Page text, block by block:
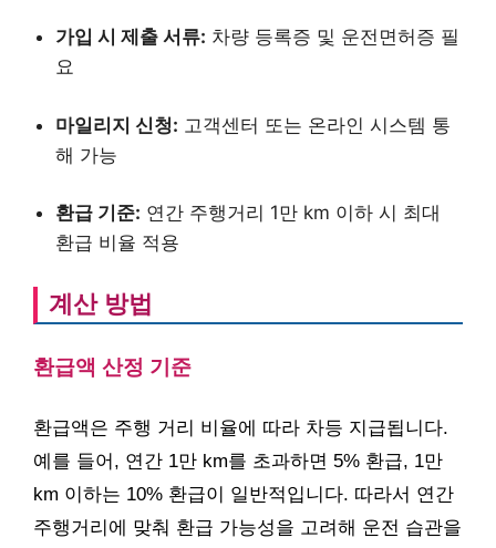
가입 시 제출 서류: 차량 등록증 및 운전면허증 필
요
마일리지 신청: 고객센터 또는 온라인 시스템 통
해 가능
환급 기준: 연간 주행거리 1만 km 이하 시 최대
환급 비율 적용
계산 방법
환급액 산정 기준
환급액은 주행 거리 비율에 따라 차등 지급됩니다.
예를 들어, 연간 1만 km를 초과하면 5% 환급, 1만
km 이하는 10% 환급이 일반적입니다. 따라서 연간
주행거리에 맞춰 환급 가능성을 고려해 운전 습관을